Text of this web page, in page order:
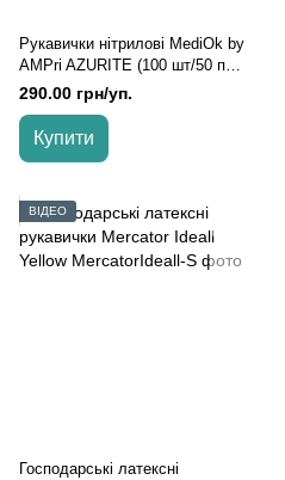
Рукавички нітрилові MediOk by
AMPri AZURITE (100 шт/50 пар)
фіолетові, Фіолетовий, XS
290.00 грн/уп.
Купити
ВІДЕО
Господарські латексні